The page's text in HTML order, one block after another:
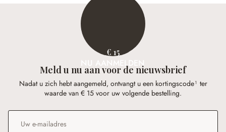
€ 15
NU AANMELDEN
Meld u nu aan voor de nieuwsbrief
Nadat u zich hebt aangemeld, ontvangt u een kortingscode¹ ter
waarde van € 15 voor uw volgende bestelling.
E-mailadres